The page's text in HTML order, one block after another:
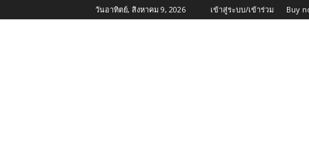
วันอาทิตย์, สิงหาคม 9, 2026 เข้าสู่ระบบ/เข้าร่วม Buy